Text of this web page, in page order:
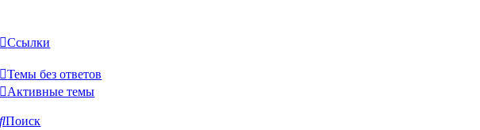
Ссылки
Темы без ответов
Активные темы
Поиск